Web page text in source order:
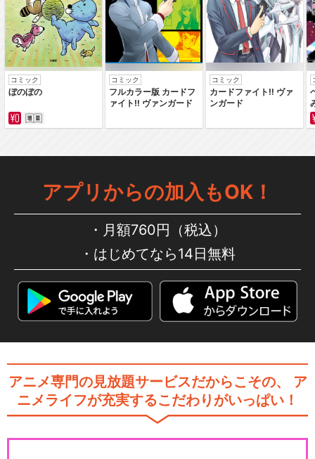
JAM Project Premium LIV…
JAM Project 15th Annive…
JAM Project LIVE TOUR 2…
JAM Project JAPAN TOUR
コミック
ぼのぼの
コミック
フルカラー版 カードフ
ァイト‼ ヴァンガード
コミック
カードファイト‼ ヴァ
ンガード
アプリからの加入もOK！
月額760円（税込）
はじめてなら14日無料
アニメ専門の見放題サービスだからこその、
ア
ニメライフが充実するこだわりがいっぱい！